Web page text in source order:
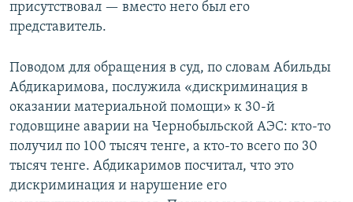
присутствовал — вместо него был его
представитель.
Поводом для обращения в суд, по словам Абильды
Абдикаримова, послужила «дискриминация в
оказании материальной помощи» к 30-й
годовщине аварии на Чернобыльской АЭС: кто-то
получил по 100 тысяч тенге, а кто-то всего по 30
тысяч тенге. Абдикаримов посчитал, что это
дискриминация и нарушение его